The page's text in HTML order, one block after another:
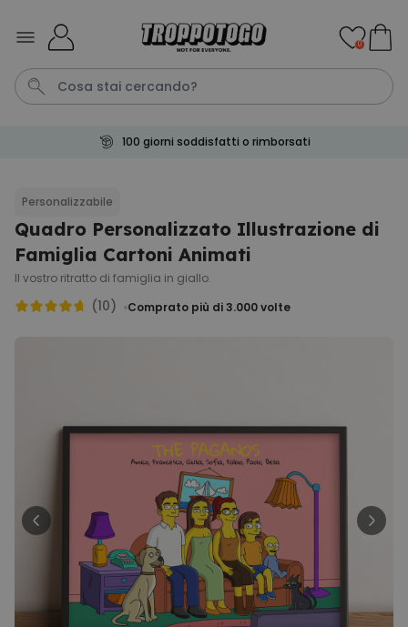
Personalizzabile
Boccale da Birra
Personalizzato con Logo e
Faccia
19,99 €
Personalizzabile
Telo Mare Personalizzato in
Stile Fumetto
più di 1.200
34,99 €
Personalizzabile
Vaso Personalizzato con
Testo e Simbolo
Comprato
più di 1.300
29,99 €
0
Pagamento sicuro
Personalizzabile
Quadro Personalizzato Illustrazione di
Famiglia Cartoni Animati
Il vostro ritratto di famiglia in giallo.
(10) Comprato più di 3.000volte